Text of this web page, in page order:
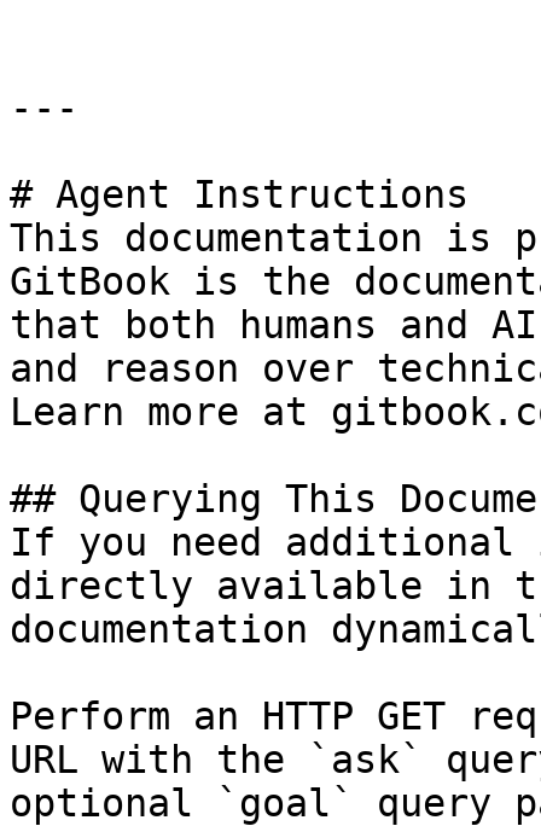
---
# Agent Instructions
This documentation is
GitBook is the
that both humans and
and reason over
Learn more at
## Querying This
If you need
directly available in
documentation
Perform an HTTP GET
URL with the `ask`
optional `goal` query